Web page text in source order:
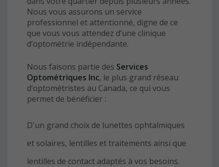
Nous vous assurons un service
professionnel et attentionné, digne de ce
que vous vous attendez d’une clinique
d’optométrie indépendante.
Nous faisons partie des Services
Optométriques Inc, le plus grand réseau
d’optométristes au Canada, ce qui vous
permet de bénéficier :
D'un grand choix de lunettes ophtalmiques
et solaires, lentilles et traitements ainsi que
lentilles de contact adaptés à vos besoins.